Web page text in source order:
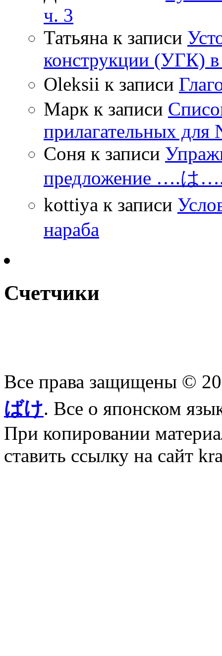
ч. 3
Татьяна к записи
конструкции (УГК) в
Oleksii к записи
Марк к записи
прилагательных для
Соня к записи
предложение ….は
kottiya к записи
нараба
Счетчики
Все права защищены ©
ばけ. Все о японском
При копировании
ставить ссылку на сайт